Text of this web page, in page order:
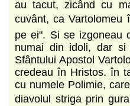
au tacut, zicând cu
cuvânt, ca
pe ei". Si se izgoneau
numai din idoli, dar si
Sfântului Apostol
credeau în Hristos. în
cu numele Polimie,
diavolul striga prin